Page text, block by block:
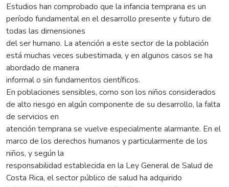
Estudios han comprobado que la infancia temprana es un
período fundamental en el desarrollo presente y futuro de
todas las dimensiones
del ser humano. La atención a este sector de la población
está muchas veces subestimada, y en algunos casos se ha
abordado de manera
informal o sin fundamentos científicos.
En poblaciones sensibles, como son los niños considerados
de alto riesgo en algún componente de su desarrollo, la falta
de servicios en
atención temprana se vuelve especialmente alarmante. En el
marco de los derechos humanos y particularmente de los
niños, y según la
responsabilidad establecida en la Ley General de Salud de
Costa Rica, el sector público de salud ha adquirido